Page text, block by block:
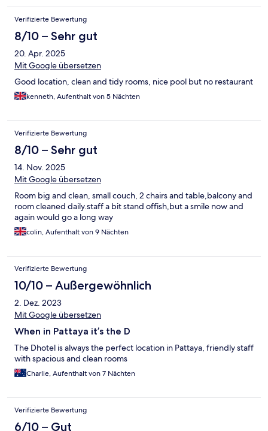
Verifizierte Bewertung
8/10 – Sehr gut
20. Apr. 2025
Mit Google übersetzen
Good location, clean and tidy rooms, nice pool but no restaurant
kenneth, Aufenthalt von 5 Nächten
Verifizierte Bewertung
8/10 – Sehr gut
14. Nov. 2025
Mit Google übersetzen
Room big and clean, small couch, 2 chairs and table,balcony and
room cleaned daily.staff a bit stand offish,but a smile now and
again would go a long way
colin, Aufenthalt von 9 Nächten
Verifizierte Bewertung
10/10 – Außergewöhnlich
2. Dez. 2023
Mit Google übersetzen
When in Pattaya it’s the D
The Dhotel is always the perfect location in Pattaya, friendly staff
with spacious and clean rooms
Charlie, Aufenthalt von 7 Nächten
Verifizierte Bewertung
6/10 – Gut